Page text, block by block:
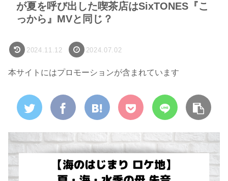
が夏を呼び出した喫茶店はSixTONES『こ
っから』MVと同じ？
2024.11.12 2024.07.02
本サイトにはプロモーションが含まれています